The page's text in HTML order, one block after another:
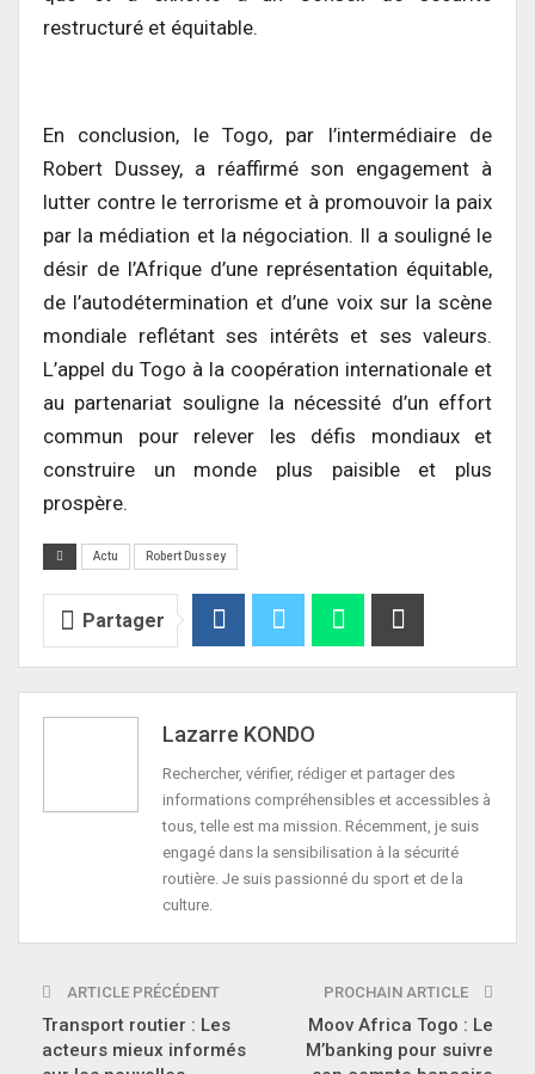
restructuré et équitable.
En conclusion, le Togo, par l’intermédiaire de
Robert Dussey, a réaffirmé son engagement à
lutter contre le terrorisme et à promouvoir la paix
par la médiation et la négociation. Il a souligné le
désir de l’Afrique d’une représentation équitable,
de l’autodétermination et d’une voix sur la scène
mondiale reflétant ses intérêts et ses valeurs.
L’appel du Togo à la coopération internationale et
au partenariat souligne la nécessité d’un effort
commun pour relever les défis mondiaux et
construire un monde plus paisible et plus
prospère.
Actu Robert Dussey
Partager
Lazarre KONDO
Rechercher, vérifier, rédiger et partager des
informations compréhensibles et accessibles à
tous, telle est ma mission. Récemment, je suis
engagé dans la sensibilisation à la sécurité
routière. Je suis passionné du sport et de la
culture.
ARTICLE PRÉCÉDENT
Transport routier : Les
acteurs mieux informés
PROCHAIN ARTICLE
Moov Africa Togo : Le
M’banking pour suivre